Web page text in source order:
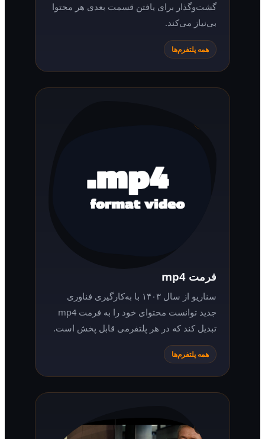
گشت‌وگذار برای یافتن قسمت بعدی هر محتوا
بی‌نیاز می‌کند.
همه پلتفرم‌ها
سناریو از سال ۱۴۰۳ با به‌کارگیری فناوری
جدید توانست محتوای خود را به فرمت mp4
تبدیل کند که در هر پلتفرمی قابل پخش است.
همه پلتفرم‌ها